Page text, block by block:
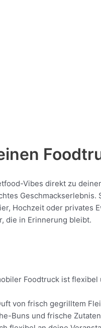
Vibes direkt zu
Hochzeit oder privates
die in Erinnerung bleibt.
Foodtruck ist
von frisch gegrilltem
Buns und frische